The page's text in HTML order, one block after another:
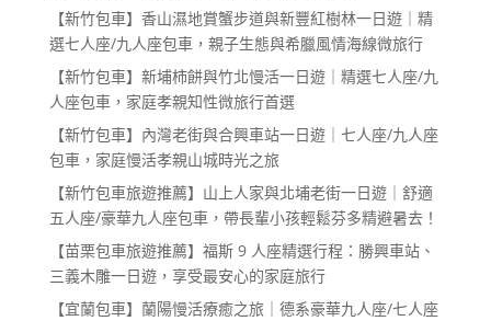
【新竹包車】香山濕地賞蟹步道與新豐紅樹林一日遊｜精
選七人座/九人座包車，親子生態與希臘風情海線微旅行
【新竹包車】新埔柿餅與竹北慢活一日遊｜精選七人座/九
人座包車，家庭孝親知性微旅行首選
【新竹包車】內灣老街與合興車站一日遊｜七人座/九人座
包車，家庭慢活孝親山城時光之旅
【新竹包車旅遊推薦】山上人家與北埔老街一日遊｜舒適
五人座/豪華九人座包車，帶長輩小孩輕鬆芬多精避暑去！
【苗栗包車旅遊推薦】福斯 9 人座精選行程：勝興車站、
三義木雕一日遊，享受最安心的家庭旅行
【宜蘭包車】蘭陽慢活療癒之旅｜德系豪華九人座/七人座